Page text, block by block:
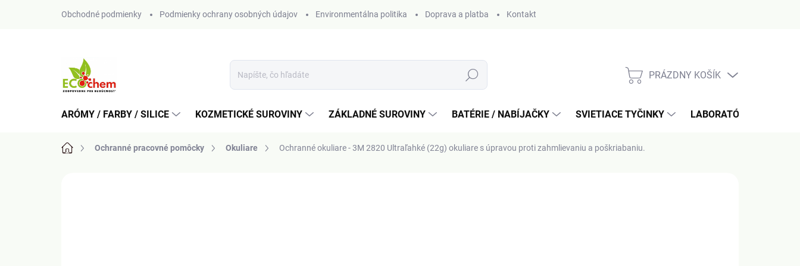
Obchodné podmienky Podmienky ochrany osobných údajov Environmentálna politika Doprava a platba Kontakty
Hľadať
NÁKUPNÝ
PRÁZDNY KOŠÍK
ARÓMY / FARBY / SILICE KOZMETICKÉ SUROVINY ZÁKLADNÉ SUROVINY BATÉRIE / NABÍJAČKY SVIETIACE TYČINKY LABORATÓRIUM /
DomovOchranné pracovné pomôcky Okuliare Ochranné okuliare - 3M 2820 Ultraľahké (22g) okuliare s úpravou proti zahmlievaniu a poškriabaniu.